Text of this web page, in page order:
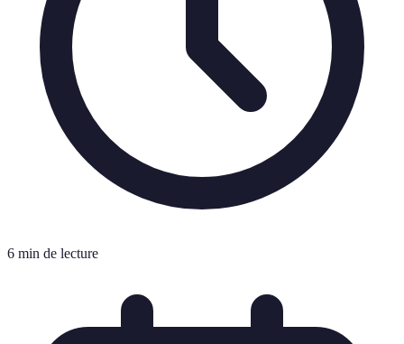
6 min de lecture